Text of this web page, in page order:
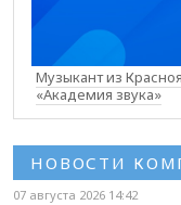
Музыкант из
«Академия звука»
НОВОСТИ
07 августа 2026 14:42